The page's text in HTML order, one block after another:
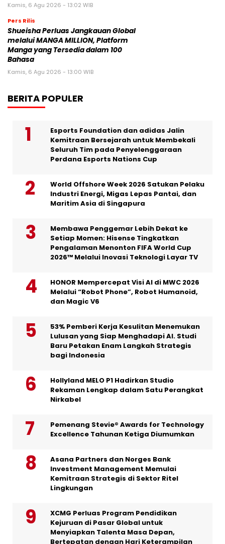
Kamis, 6 Agu 2026 - 13:02 WIB
Pers Rilis
Shueisha Perluas Jangkauan Global
melalui MANGA MILLION, Platform
Manga yang Tersedia dalam 100
Bahasa
Kamis, 6 Agu 2026 - 13:00 WIB
BERITA POPULER
Esports Foundation dan adidas Jalin
Kemitraan Bersejarah untuk Membekali
Seluruh Tim pada Penyelenggaraan
Perdana Esports Nations Cup
World Offshore Week 2026 Satukan Pelaku
Industri Energi, Migas Lepas Pantai, dan
Maritim Asia di Singapura
Membawa Penggemar Lebih Dekat ke
Setiap Momen: Hisense Tingkatkan
Pengalaman Menonton FIFA World Cup
2026™ Melalui Inovasi Teknologi Layar TV
HONOR Mempercepat Visi AI di MWC 2026
Melalui “Robot Phone”, Robot Humanoid,
dan Magic V6
53% Pemberi Kerja Kesulitan Menemukan
Lulusan yang Siap Menghadapi AI. Studi
Baru Petakan Enam Langkah Strategis
bagi Indonesia
Hollyland MELO P1 Hadirkan Studio
Rekaman Lengkap dalam Satu Perangkat
Nirkabel
Pemenang Stevie® Awards for Technology
Excellence Tahunan Ketiga Diumumkan
Asana Partners dan Norges Bank
Investment Management Memulai
Kemitraan Strategis di Sektor Ritel
Lingkungan
XCMG Perluas Program Pendidikan
Kejuruan di Pasar Global untuk
Menyiapkan Talenta Masa Depan,
Bertepatan dengan Hari Keterampilan